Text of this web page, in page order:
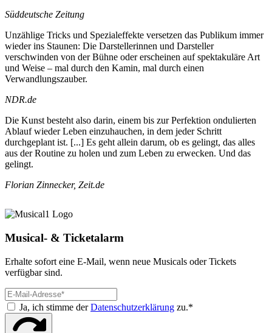
Süddeutsche Zeitung
Unzählige Tricks und Spezialeffekte versetzen das Publikum immer
wieder ins Staunen: Die Darstellerinnen und Darsteller
verschwinden von der Bühne oder erscheinen auf spektakuläre Art
und Weise – mal durch den Kamin, mal durch einen
Verwandlungszauber.
NDR.de
Die Kunst besteht also darin, einem bis zur Perfektion ondulierten
Ablauf wieder Leben einzuhauchen, in dem jeder Schritt
durchgeplant ist. [...] Es geht allein darum, ob es gelingt, das alles
aus der Routine zu holen und zum Leben zu erwecken. Und das
gelingt.
Florian Zinnecker, Zeit.de
Musical- & Ticketalarm
Erhalte sofort eine E-Mail, wenn neue Musicals oder Tickets
verfügbar sind.
Ja, ich stimme derDatenschutzerklärung zu.*